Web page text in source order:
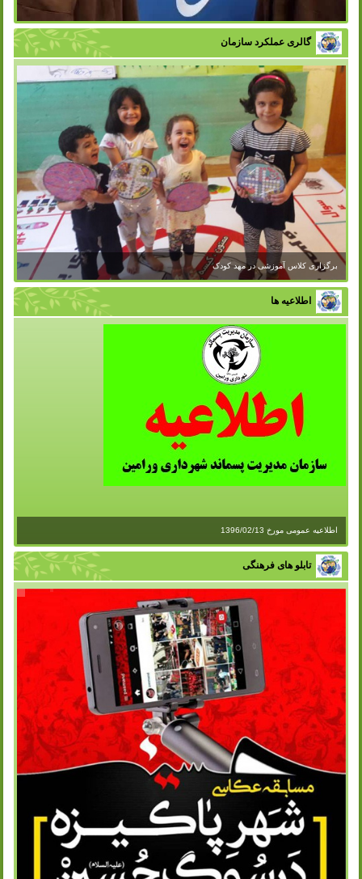
گالری عملکرد سازمان
برگزاری کلاس آموزشی در مهد کودک
اطلاعیه ها
اطلاعیه عمومی مورخ 1396/02/13
تابلو های فرهنگی